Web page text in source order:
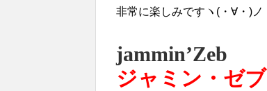
非常に楽しみですヽ(・∀・)ノ
jammin’Zeb
ジャミン・ゼブ